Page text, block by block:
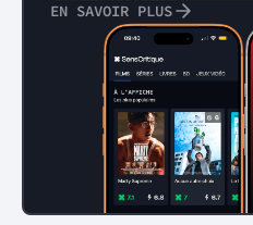
EN SAVOIR PLUS